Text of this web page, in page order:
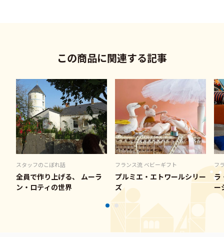
この商品に関連する記事
スタッフのこぼれ話
全員で作り上げる、 ムーラ
ン・ロティの世界
フランス流 ベビーギフト
プルミエ・エトワールシリー
ズ
フ
ラ
ー